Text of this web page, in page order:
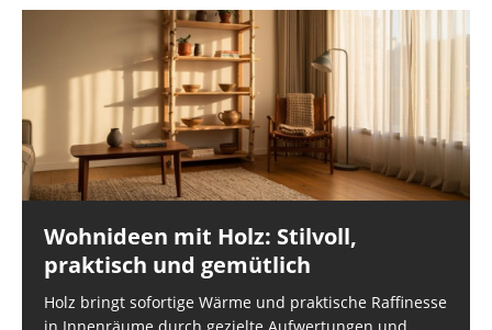
Wohnideen mit Holz: Stilvoll,
praktisch und gemütlich
Holz bringt sofortige Wärme und praktische Raffinesse
in Innenräume durch gezielte Aufwertungen und